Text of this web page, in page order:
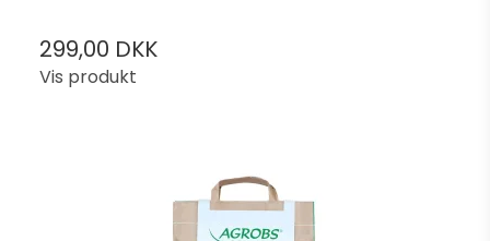
299,00 DKK
Vis produkt